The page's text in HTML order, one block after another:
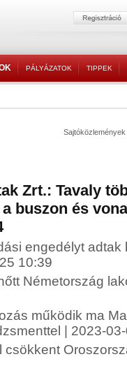
PÁLYÁZATOK TIPPEK
Zrt.: Tavaly
buszon és
engedélyt adtak
10:39
Németország
működik ma
| 2023-
csökkent